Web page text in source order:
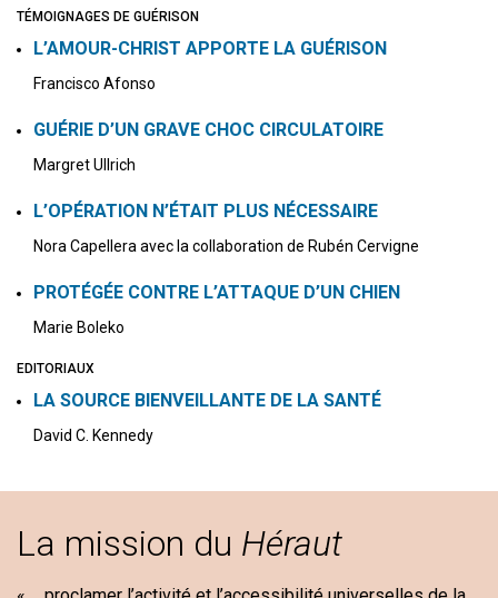
TÉMOIGNAGES DE GUÉRISON
L’AMOUR-CHRIST APPORTE LA GUÉRISON
Francisco Afonso
GUÉRIE D’UN GRAVE CHOC CIRCULATOIRE
Margret Ullrich
L’OPÉRATION N’ÉTAIT PLUS NÉCESSAIRE
Nora Capellera avec la collaboration de Rubén Cervigne
PROTÉGÉE CONTRE L’ATTAQUE D’UN CHIEN
Marie Boleko
EDITORIAUX
LA SOURCE BIENVEILLANTE DE LA SANTÉ
David C. Kennedy
La mission du Héraut